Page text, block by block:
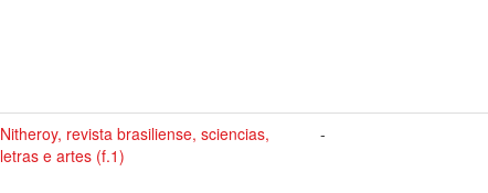
Nitheroy, revista brasiliense, sciencias,
letras e artes (f.1)
-